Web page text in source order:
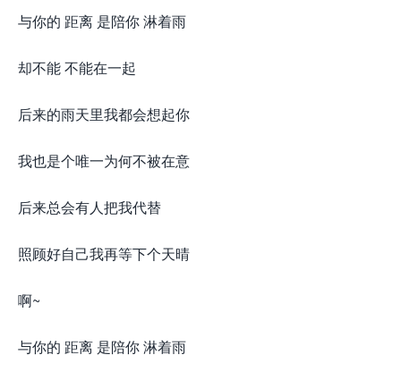
与你的 距离 是陪你 淋着雨
却不能 不能在一起
后来的雨天里我都会想起你
我也是个唯一为何不被在意
后来总会有人把我代替
照顾好自己我再等下个天晴
啊~
与你的 距离 是陪你 淋着雨